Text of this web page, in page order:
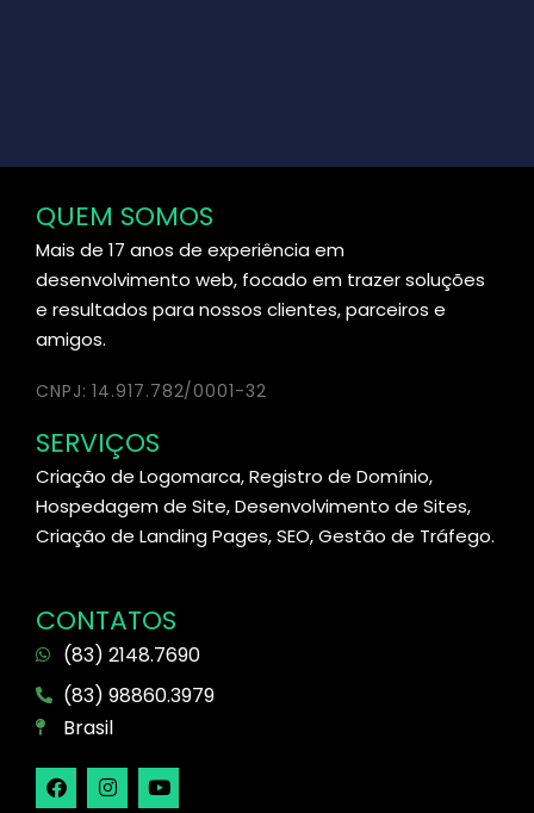
QUEM SOMOS
Mais de 17 anos de experiência em
desenvolvimento web, focado em trazer soluções
e resultados para nossos clientes, parceiros e
amigos.
CNPJ: 14.917.782/0001-32
SERVIÇOS
Criação de Logomarca, Registro de Domínio,
Hospedagem de Site, Desenvolvimento de Sites,
Criação de Landing Pages, SEO, Gestão de Tráfego.
CONTATOS
(83) 2148.7690
(83) 98860.3979
Brasil